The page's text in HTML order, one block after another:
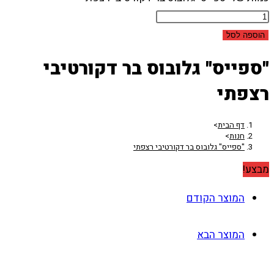
הוספה לסל
"ספייס" גלובוס בר דקורטיבי
רצפתי
דף הבית>
חנות>
"ספייס" גלובוס בר דקורטיבי רצפתי
מבצע!
המוצר הקודם
המוצר הבא